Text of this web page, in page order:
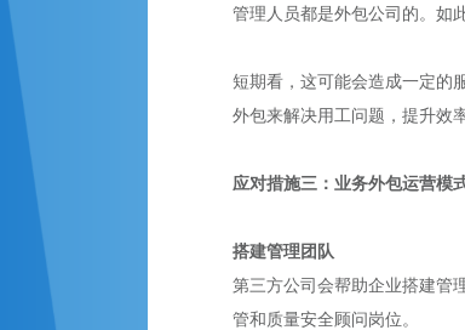
管理人员都是外包公司的。如
短期看，这可能会造成一定的
外包来解决用工问题，提升效率
应对措施三：业务外包运营模
搭建管理团队
第三方公司会帮助企业搭建管
管和质量安全顾问岗位。